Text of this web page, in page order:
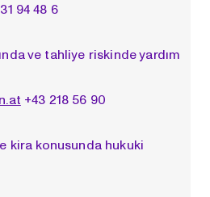
94 48 6
ve tahliye riskinde yardım
+43 218 56 90
kira konusunda hukuki